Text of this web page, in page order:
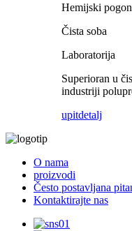
Hemijski pogon
Čista soba
Laboratorija
Superioran u
industriji
upitdetalj
O nama
proizvodi
Često postavljana
Kontaktirajte nas